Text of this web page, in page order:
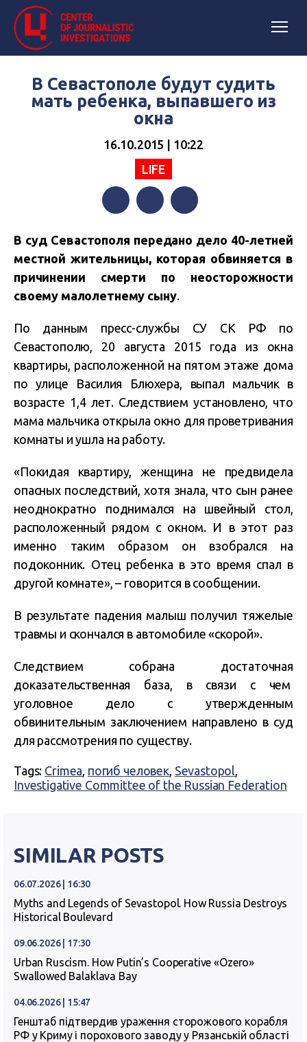
В Севастополе будут судить
мать ребенка, выпавшего из
окна
16.10.2015 | 10:22
LIFE
В суд Севастополя передано дело 40-летней
местной жительницы, которая обвиняется в
причинении смерти по неосторожности
своему малолетнему сыну.
По данным пресс-службы СУ СК РФ по
Севастополю, 20 августа 2015 года из окна
квартиры, расположенной на пятом этаже дома
по улице Василия Блюхера, выпал мальчик в
возрасте 1,4 лет. Следствием установлено, что
мама мальчика открыла окно для проветривания
комнаты и ушла на работу.
«Покидая квартиру, женщина не предвидела
опасных последствий, хотя знала, что сын ранее
неоднократно поднимался на швейный стол,
расположенный рядом с окном. И в этот раз
именно таким образом он взобрался на
подоконник. Отец ребенка в это время спал в
другой комнате», – говорится в сообщении.
В результате падения малыш получил тяжелые
травмы и скончался в автомобиле «скорой».
Следствием собрана достаточная
доказательственная база, в связи с чем
уголовное дело с утвержденным
обвинительным заключением направлено в суд
для рассмотрения по существу.
Tags: Crimea, погиб человек, Sevastopol,
Investigative Committee of the Russian Federation
SIMILAR POSTS
06.07.2026 | 16:30
Myths and Legends of Sevastopol. How Russia Destroys
Historical Boulevard
09.06.2026 | 17:30
Urban Ruscism. How Putin’s Cooperative «Ozero»
Swallowed Balaklava Bay
04.06.2026 | 15:47
Генштаб підтвердив ураження сторожового корабля
РФ у Криму і порохового заводу у Рязанській області